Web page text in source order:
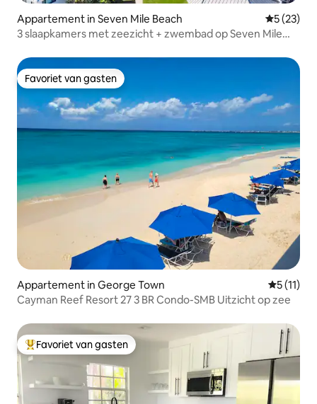
Appartement in Seven Mile Beach
5 (23)
3 slaapkamers met zeezicht + zwembad op Seven Mile
Favoriet van gasten
Favoriet van gasten
Appartement in George Town
5 (11)
Cayman Reef Resort 27 3 BR Condo-SMB Uitzicht op zee
Topfavoriet van gasten
Favoriet van gasten